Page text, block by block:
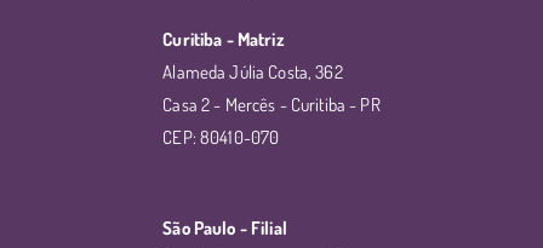
Curitiba - Matriz
Alameda Júlia Costa, 362
Casa 2 - Mercês - Curitiba - PR
CEP: 80410-070
São Paulo - Filial